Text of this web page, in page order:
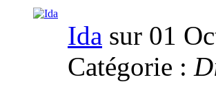
Ida sur 01
Catégorie :